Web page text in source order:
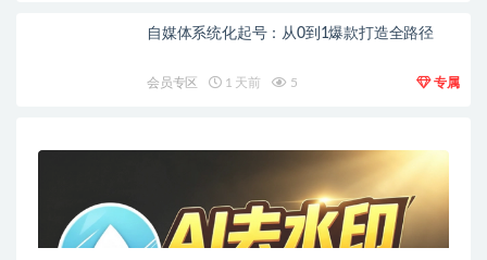
自媒体系统化起号：从0到1爆款打造全路径
会员专区 1 天前 5 专属